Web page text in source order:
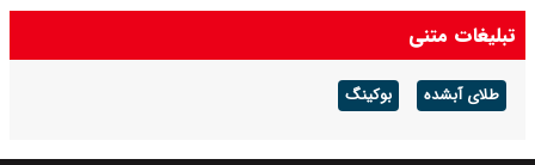
تبلیغات متنی
طلای آبشده بوکینگ